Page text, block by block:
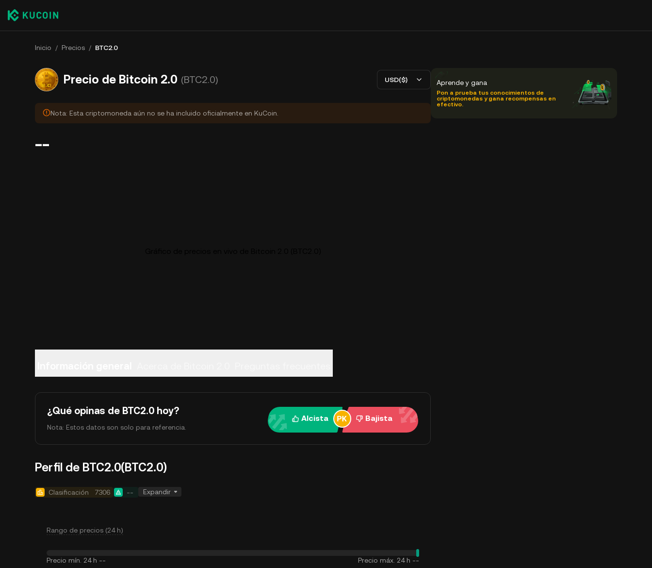
Inicio / Precios / BTC2.0
Precio de Bitcoin 2.0 (BTC2.0) USD($)
Nota: Esta criptomoneda aún no se ha incluido oficialmente en KuCoin.
--
¿Qué opinas de BTC2.0 hoy?
Nota: Estos datos son solo para referencia.
Alcista Bajista
Perfil de BTC2.0(BTC2.0)
Clasificación 7306 -- Expandir
Rango de precios (24 h)
Precio mín. 24 h -- Precio máx. 24 h --
Aprende y gana
Pon a prueba tus conocimientos de
criptomonedas y gana recompensas en
efectivo.